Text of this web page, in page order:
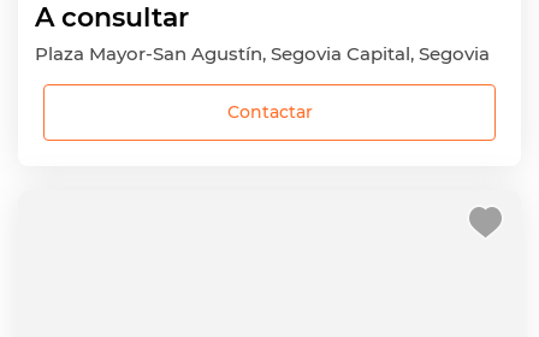
A consultar
Plaza Mayor-San Agustín, Segovia Capital, Segovia
Contactar